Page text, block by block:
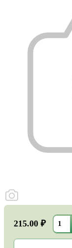
215.00 ₽